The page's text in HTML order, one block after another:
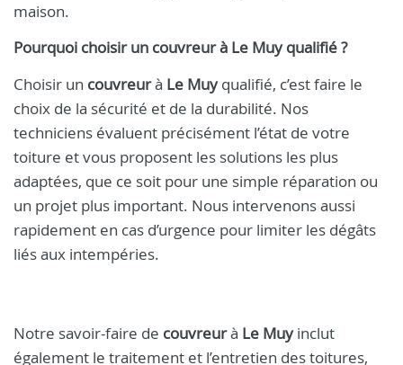
maison.
Pourquoi choisir un couvreurà Le Muyqualifié ?
Choisir un couvreurà Le Muyqualifié, c’est faire le
choix de la sécurité et de la durabilité. Nos
techniciens évaluent précisément l’état de votre
toiture et vous proposent les solutions les plus
adaptées, que ce soit pour une simple réparation ou
un projet plus important. Nous intervenons aussi
rapidement en cas d’urgence pour limiter les dégâts
liés aux intempéries.
Notre savoir-faire de couvreurà Le Muyinclut
également le traitement et l’entretien des toitures,